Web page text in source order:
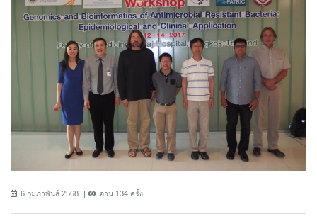
6 กุมภาพันธ์ 2568 อ่าน 134 ครั้ง